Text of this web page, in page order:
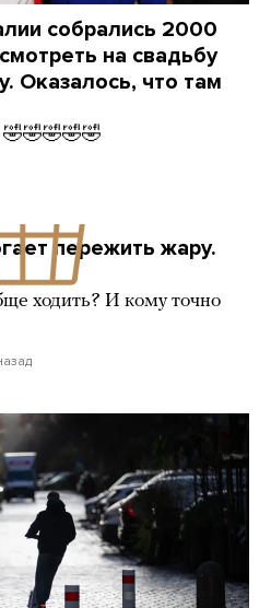
собрались 2000
на свадьбу
Оказалось, что там
пережить жару.
ходить? И кому точно